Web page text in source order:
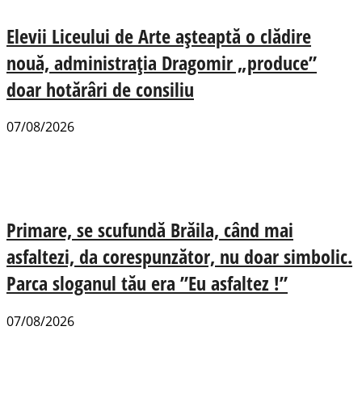
Elevii Liceului de Arte așteaptă o clădire
nouă, administrația Dragomir „produce”
doar hotărâri de consiliu
07/08/2026
Primare, se scufundă Brăila, când mai
asfaltezi, da corespunzător, nu doar simbolic.
Parca sloganul tău era ”Eu asfaltez !”
07/08/2026